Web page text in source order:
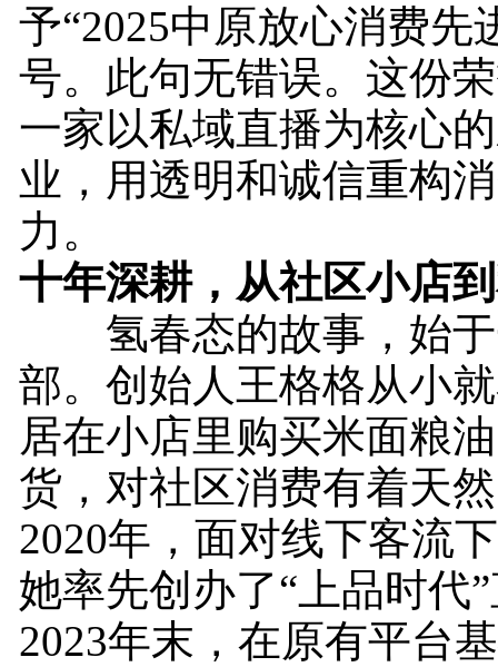
予“2025中原放心消费先
号。此句无错误。这份
一家以私域直播为核心
业，用透明和诚信重构
力。
十年深耕，从社区小店
氢春态的故事，始于
部。创始人王格格从小
居在小店里购买米面粮
货，对社区消费有着天
2020年，面对线下客流
她率先创办了“上品时代
2023年末，在原有平台